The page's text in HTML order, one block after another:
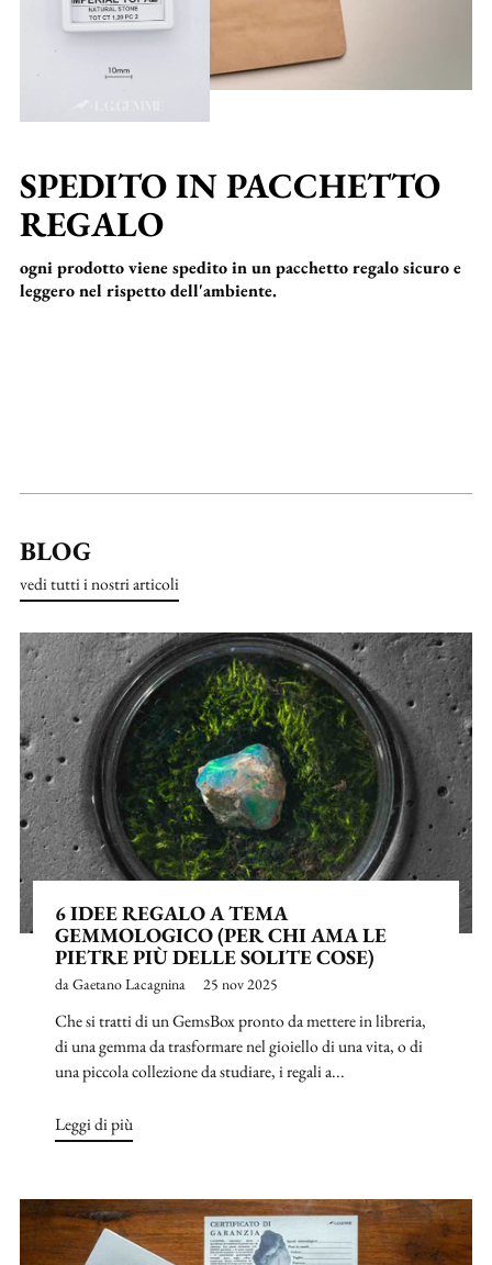
SPEDITO IN PACCHETTO
REGALO
ogni prodotto viene spedito in un pacchetto regalo sicuro e
leggero nel rispetto dell'ambiente.
BLOG
vedi tutti i nostri articoli
6 IDEE REGALO A TEMA
GEMMOLOGICO (PER CHI AMA LE
PIETRE PIÙ DELLE SOLITE COSE)
da Gaetano Lacagnina 25 nov 2025
Che si tratti di un GemsBox pronto da mettere in libreria,
di una gemma da trasformare nel gioiello di una vita, o di
una piccola collezione da studiare, i regali a...
Leggi di più